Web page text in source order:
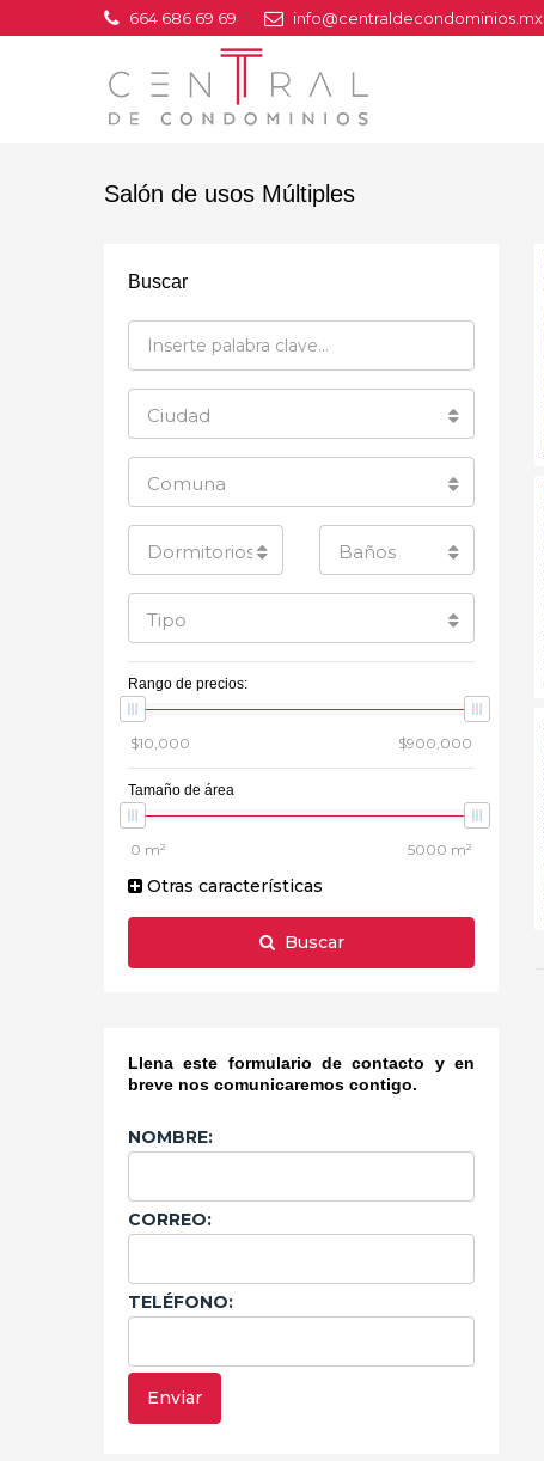
664 686 69 69 info@centraldecondominios.mx
Salón de usos Múltiples
Buscar
Ciudad
Comuna
Dormitorios Baños
Tipo
Rango de precios:
Tamaño de área
Otras características
Buscar
Llena este formulario de contacto y en
breve nos comunicaremos contigo.
NOMBRE:
CORREO:
TELÉFONO: